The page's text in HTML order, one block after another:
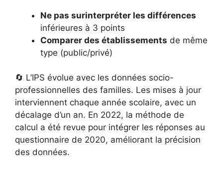
Ne pas surinterpréter les différences
inférieures à 3 points
Comparer des établissements de même
type (public/privé)
🔄 L’IPS évolue avec les données socio-
professionnelles des familles. Les mises à jour
interviennent chaque année scolaire, avec un
décalage d’un an. En 2022, la méthode de
calcul a été revue pour intégrer les réponses au
questionnaire de 2020, améliorant la précision
des données.